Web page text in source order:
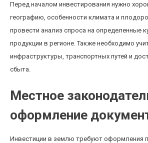
Перед началом инвестирования нужно
географию, особенности климата и
провести анализ спроса на определенные
продукции в регионе. Также необходимо
инфраструктуры, транспортных путей и
сбыта.
Местное
оформление
Инвестиции в землю требуют оформления